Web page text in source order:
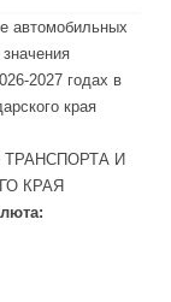
автомобильных
2027 годах в
края
И
КРАЯ